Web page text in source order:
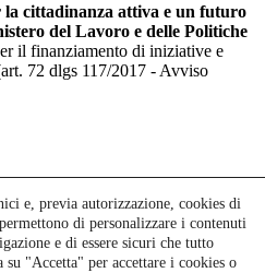
e, previa autorizzazione, cookies di
di personalizzare i contenuti
e di essere sicuri che tutto
"Accetta" per accettare i cookies o
cittadinanza attiva e un futuro
del Lavoro e delle Politiche
il finanziamento di iniziative e
72 dlgs 117/2017 - Avviso